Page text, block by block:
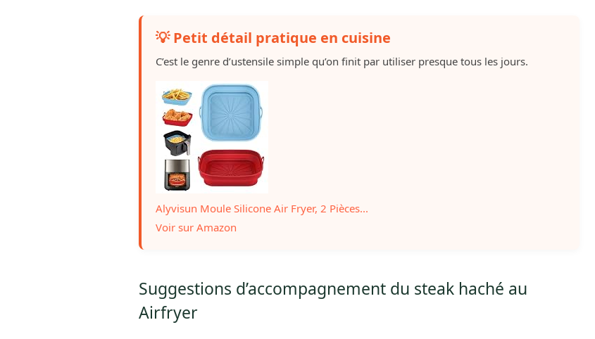
💡 Petit détail pratique en cuisine
C’est le genre d’ustensile simple qu’on finit par utiliser presque tous les jours.
Alyvisun Moule Silicone Air Fryer, 2 Pièces...
Voir sur Amazon
Suggestions d’accompagnement du steak haché au
Airfryer